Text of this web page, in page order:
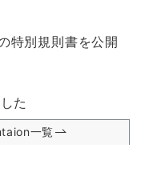
特別規則書を公開
た
一覧